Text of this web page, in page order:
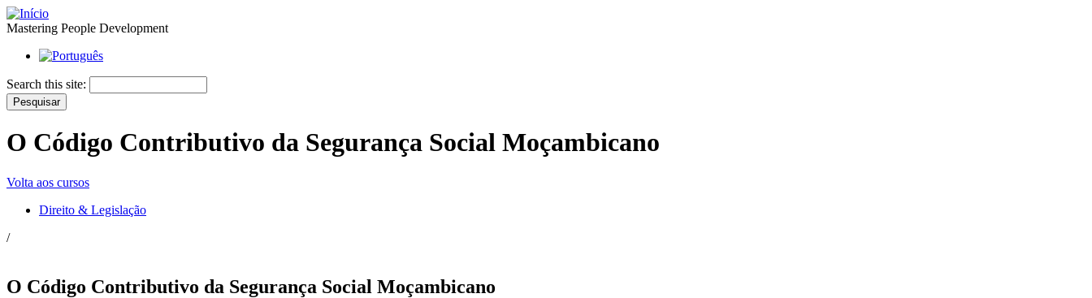
Mastering People Development
Search this site:
O Código Contributivo da Segurança Social Moçambicano
Volta aos cursos
Direito & Legislação
/
O Código Contributivo da Segurança Social Moçambicano